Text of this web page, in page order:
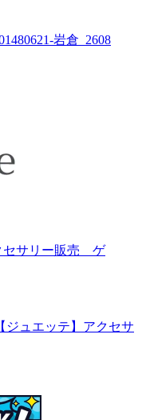
岩倉_2608
セサリー販売 ゲ
ジュエッテ】アクセサ